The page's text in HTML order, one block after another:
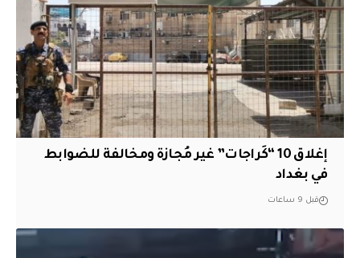
إغلاق 10 “كَراجات” غير مُجازة ومخالفة للضوابط
في بغداد
قبل 9 ساعات